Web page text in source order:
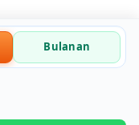
Bulanan